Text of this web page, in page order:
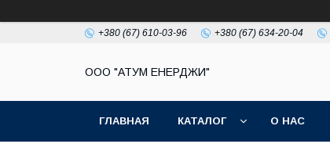
+380 (67) 610-03-96 +380 (67) 634-20-04
ООО "АТУМ ЕНЕРДЖИ"
ГЛАВНАЯ КАТАЛОГ О НАС